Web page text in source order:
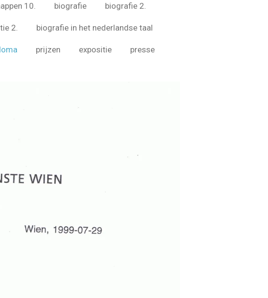
10. biografie biografie 2.
2. biografie in het nederlandse taal
prijzen expositie presse